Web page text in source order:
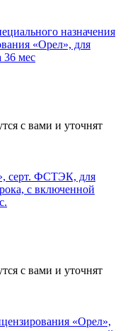
назначения
«Орел», для
36 мес
с вами и уточнят
серт. ФСТЭК, для
с включенной
с вами и уточнят
«Орел»,